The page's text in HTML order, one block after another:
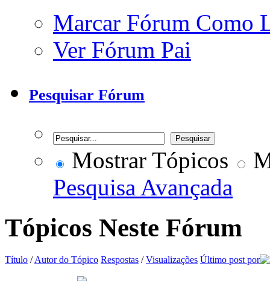
Marcar Fórum Como
Ver Fórum Pai
Pesquisar Fórum
Mostrar Tópicos
Pesquisa Avançada
Tópicos Neste Fórum
Título /Autor do Tópico Respostas /Visualizações Último post por